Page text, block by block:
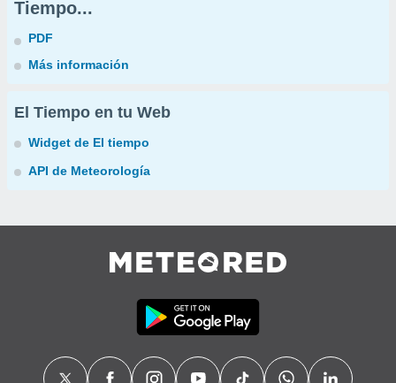
Tiempo...
PDF
Más información
El Tiempo en tu Web
Widget de El tiempo
API de Meteorología